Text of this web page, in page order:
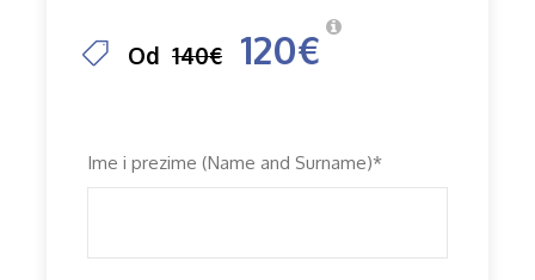
Od 140€ 120€
Ime i prezime (Name and Surname)*